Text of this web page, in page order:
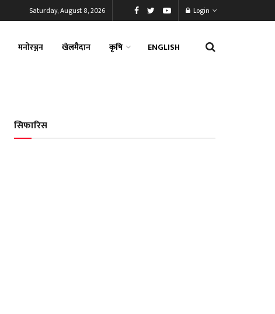
Saturday, August 8, 2026 Login
मनोरञ्जन खेलमैदान कृषि ENGLISH
सिफारिस